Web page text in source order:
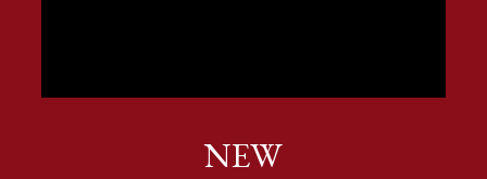
「地域のチャンス」の始まりです。
NEW